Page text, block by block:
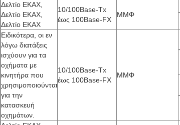
Δελτίο ΕΚΑΧ,
Δελτίο ΕΚΑΧ,
Δελτίο ΕΚΑΧ
10/100Base-Tx
έως 100Base-FX
ΜΜΦ
Ειδικότερα, οι εν
λόγω διατάξεις
ισχύουν για τα
οχήματα με
κινητήρα που
χρησιμοποιούνται
για την
κατασκευή
οχημάτων.
10/100Base-Tx
έως 100Base-FX
ΜΜΦ